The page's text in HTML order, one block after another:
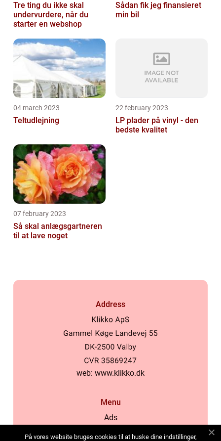
Tre ting du ikke skal
undervurdere, når du
starter en webshop
Sådan fik jeg finansieret
min bil
04 march 2023
Teltudlejning
22 february 2023
LP plader på vinyl - den
bedste kvalitet
07 february 2023
Så skal anlægsgartneren
til at lave noget
Address
web: www.klikko.dk
Menu
Ads
På vores website bruges cookies til at huske dine indstillinger,